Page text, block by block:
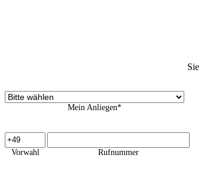
Mein Anliegen*
Vorwahl Rufnummer